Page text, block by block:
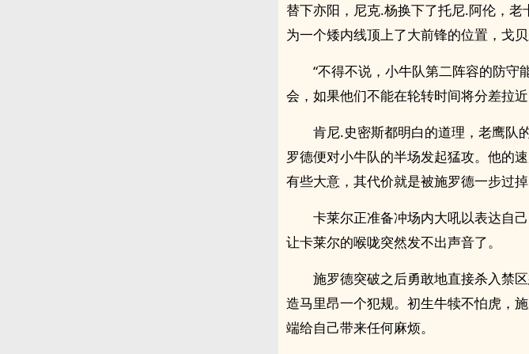
替下亦阳，尼克.杨换下了托尼.阿伦，
为一个矮内线顶上了大前锋的位置，戈贝
“不得不说，小牛队第二阵容的防
会，如果他们不能在轮转时间将分差拉
肯尼.史密斯都明白的道理，老鹰队
罗德便对小牛队的半场发起猛攻。他的
有些大意，其代价就是被施罗德一步过掉
卡莱尔正准备冲场内大吼以表达自
让卡莱尔的喉咙突然发不出声音了。
施罗德突破之后勇敢地直接杀入禁
造马里昂一个犯规。初生牛犊不怕虎，
端给自己带来任何麻烦。